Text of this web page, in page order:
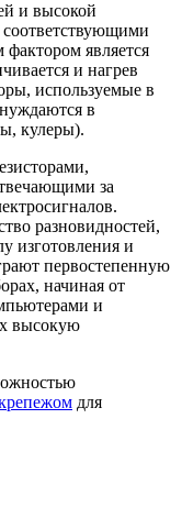
и высокой
является
и нагрев
используемые в
в
кулеры).
за
разновидностей,
изготовления и
первостепенную
начиная от
и
высокую
для